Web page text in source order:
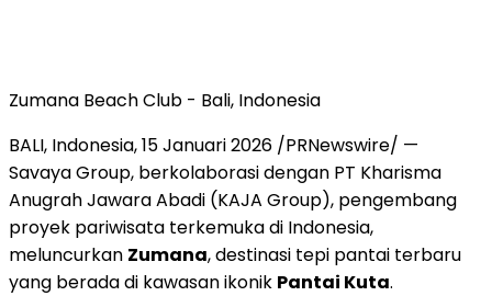
Zumana Beach Club - Bali, Indonesia
BALI, Indonesia, 15 Januari 2026 /PRNewswire/ —
Savaya Group, berkolaborasi dengan PT Kharisma
Anugrah Jawara Abadi (KAJA Group), pengembang
proyek pariwisata terkemuka di Indonesia,
meluncurkan Zumana, destinasi tepi pantai terbaru
yang berada di kawasan ikonik Pantai Kuta.